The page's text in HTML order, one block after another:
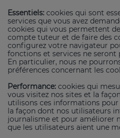
Essentiels: cookies qui sont
services que vous avez
cookies qui vous permettent
compte tuteur et de faire des
configurez votre navigateur
fonctions et services ne seront
En particulier, nous ne
préférences concernant les
Performance: cookies qui
vous visitez nos sites et la
utilisons ces informations
la façon dont nos utilisateurs
journalisme et pour améliorer
que les utilisateurs aient une